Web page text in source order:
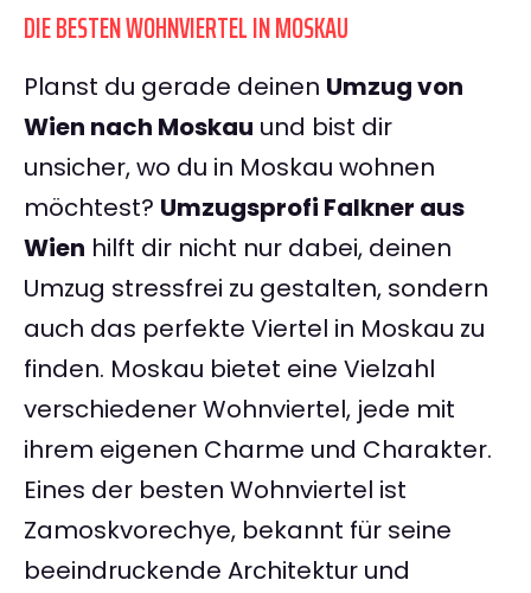
DIE BESTEN WOHNVIERTEL IN MOSKAU
Planst du gerade deinen Umzug von
Wien nach Moskau und bist dir
unsicher, wo du in Moskau wohnen
möchtest? Umzugsprofi Falkner aus
Wien hilft dir nicht nur dabei, deinen
Umzug stressfrei zu gestalten, sondern
auch das perfekte Viertel in Moskau zu
finden. Moskau bietet eine Vielzahl
verschiedener Wohnviertel, jede mit
ihrem eigenen Charme und Charakter.
Eines der besten Wohnviertel ist
Zamoskvorechye, bekannt für seine
beeindruckende Architektur und